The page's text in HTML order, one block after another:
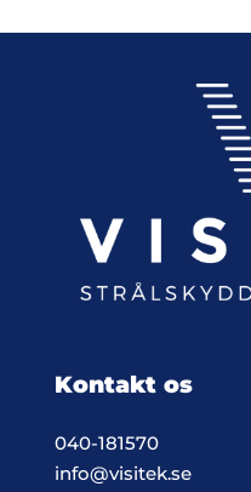
Kontakt os
040-181570
info@visitek.se